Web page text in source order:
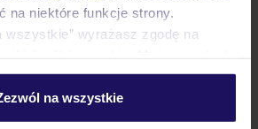
na niektóre funkcje strony.
wszystkie” wyrażasz zgodę na
wybór wchodząc w zakładkę
o plikach cookie znajdziesz
na wszystkie